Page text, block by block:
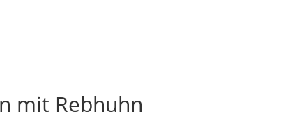
mit Rebhuhn